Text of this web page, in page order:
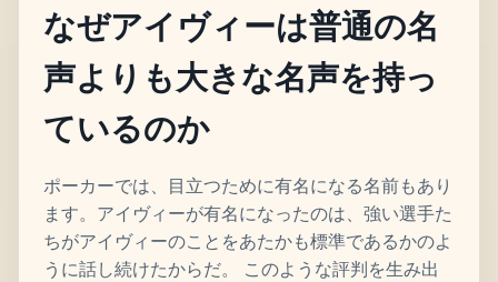
なぜアイヴィーは普通の名
声よりも大きな名声を持っ
ているのか
ポーカーでは、目立つために有名になる名前もあり
ます。アイヴィーが有名になったのは、強い選手た
ちがアイヴィーのことをあたかも標準であるかのよ
うに話し続けたからだ。 このような評判を生み出